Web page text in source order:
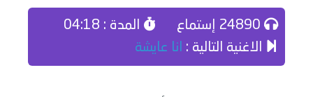
المدة : 04:18
الاغنية التالية : انا عايشة